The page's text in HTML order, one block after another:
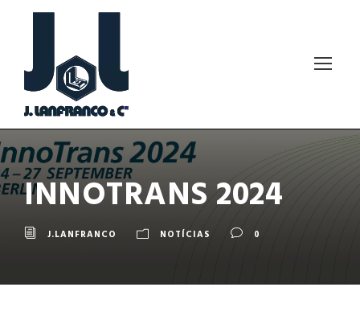
INNOTRANS 2024
J.LANFRANCO NOTÍCIAS 0